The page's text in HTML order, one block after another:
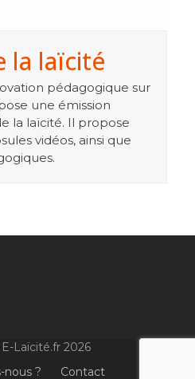
la laïcité
pédagogique sur
une émission
la laïcité. Il propose
vidéos, ainsi que
Laïcité.fr 2026
nous ?
Contact